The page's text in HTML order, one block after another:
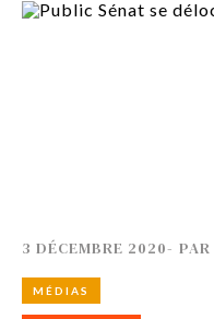
3 DÉCEMBRE 2020- PAR
MÉDIAS